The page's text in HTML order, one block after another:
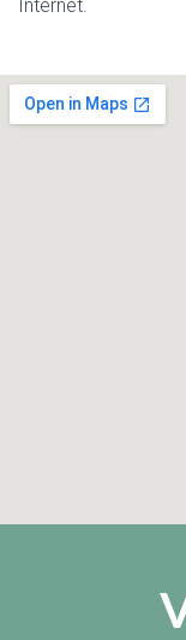
Internet.